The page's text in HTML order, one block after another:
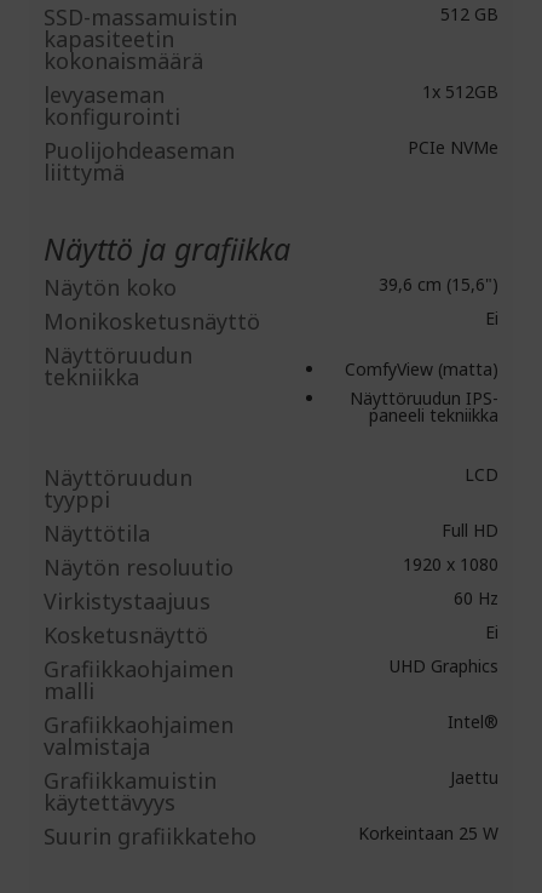
SSD-massamuistin
kapasiteetin
kokonaismäärä
512 GB
levyaseman
konfigurointi
1x 512GB
Puolijohdeaseman
liittymä
PCIe NVMe
Näyttö ja grafiikka
Näytön koko 39,6 cm (15,6")
Monikosketusnäyttö Ei
Näyttöruudun
tekniikka
ComfyView (matta)
Näyttöruudun IPS-
paneeli tekniikka
Näyttöruudun
tyyppi
LCD
Näyttötila Full HD
Näytön resoluutio 1920 x 1080
Virkistystaajuus 60 Hz
Kosketusnäyttö Ei
Grafiikkaohjaimen
malli
UHD Graphics
Grafiikkaohjaimen
valmistaja
Intel®
Grafiikkamuistin
käytettävyys
Jaettu
Suurin grafiikkateho Korkeintaan 25 W